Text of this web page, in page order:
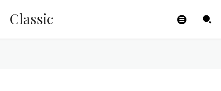
ClassicCLICKPAYMENTS